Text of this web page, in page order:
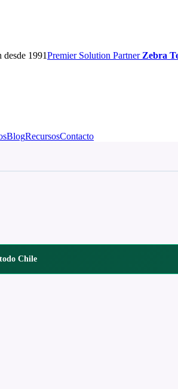
1991PremierSolution Partner Zebra
BlogRecursosContacto
Chile